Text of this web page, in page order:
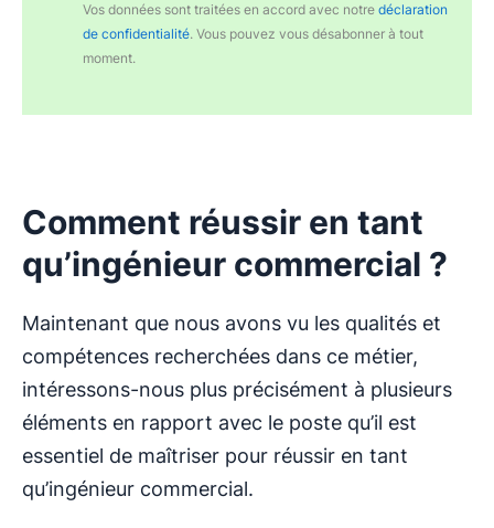
Vos données sont traitées en accord avec notre déclaration
de confidentialité. Vous pouvez vous désabonner à tout
moment.
Comment réussir en tant
qu’ingénieur commercial ?
Maintenant que nous avons vu les qualités et
compétences recherchées dans ce métier,
intéressons-nous plus précisément à plusieurs
éléments en rapport avec le poste qu’il est
essentiel de maîtriser pour réussir en tant
qu’ingénieur commercial.